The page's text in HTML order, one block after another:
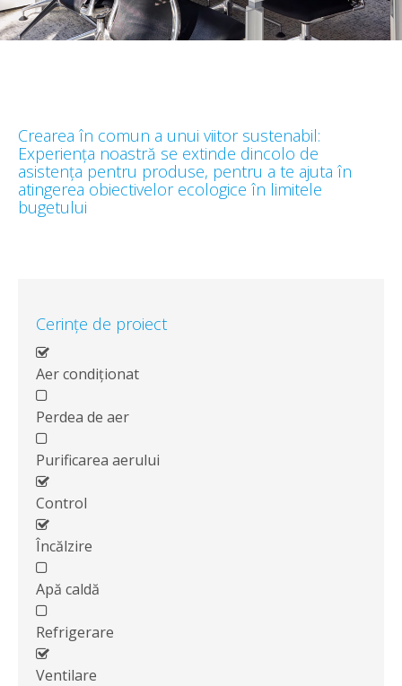
Crearea în comun a unui viitor sustenabil:
Experiența noastră se extinde dincolo de
asistența pentru produse, pentru a te ajuta în
atingerea obiectivelor ecologice în limitele
bugetului
Cerințe de proiect
Aer condiționat
Perdea de aer
Purificarea aerului
Control
Încălzire
Apă caldă
Refrigerare
Ventilare